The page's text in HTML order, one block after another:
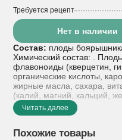
Требуется рецепт
Нет в наличии
Состав: плоды
Химический состав: .
флавоноиды (кверцетин,
органические кислоты,
жирные масла, сахара,
(калий, магний, кальций,
кобальт, хром, алюминий,
бор).
Показания к применению:
Читать далее
Похожие товары